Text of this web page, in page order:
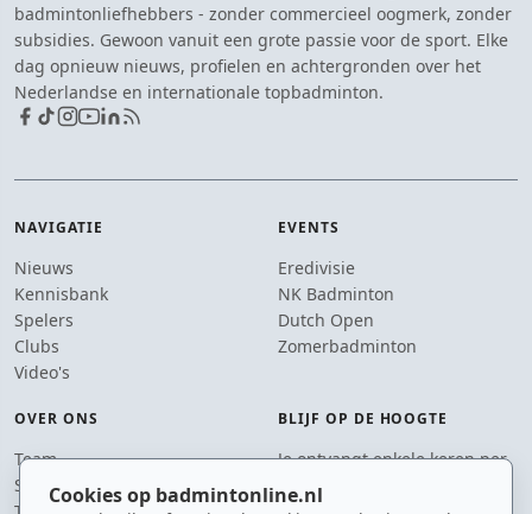
Cookies op badmintonline.nl
badmintonliefhebbers - zonder commercieel oogmerk, zonder
subsidies. Gewoon vanuit een grote passie voor de sport. Elke
dag opnieuw nieuws, profielen en achtergronden over het
Nederlandse en internationale topbadminton.
NAVIGATIE
Nieuws
Kennisbank
Spelers
Clubs
Video's
EVENTS
Eredivisie
NK Badminton
Dutch Open
Zomerbadminton
OVER ONS
Team
Supporters
BLIJF OP DE HOOGTE
Je ontvangt enkele keren per
jaar een e-mail met het